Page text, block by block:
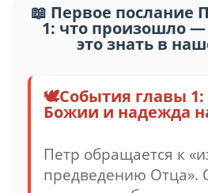
Первое послание
1: что произошло
это знать в
События главы
Божии и надежда
Петр обращается к
предведению Отца».